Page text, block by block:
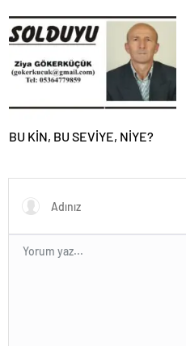
BU KİN, BU SEVİYE, NİYE?